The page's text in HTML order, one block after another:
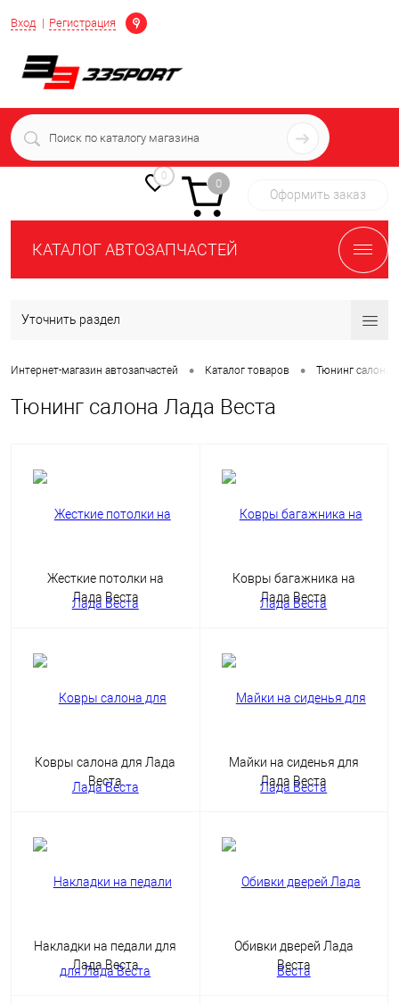
Вход Регистрация
Определение
+7 (939) 716-10-06
пн-пт 7:00-16:00 МСК
0
0
Оформить заказ
КАТАЛОГ АВТОЗАПЧАСТЕЙ
Уточнить раздел
Интернет-магазин автозапчастей • Каталог товаров • Тюнинг салона
Тюнинг салона Лада Веста
Жесткие потолки на
Лада Веста
Ковры багажника на
Лада Веста
Ковры салона для Лада
Веста
Майки на сиденья для
Лада Веста
Накладки на педали для
Лада Веста
Обивки дверей Лада
Веста